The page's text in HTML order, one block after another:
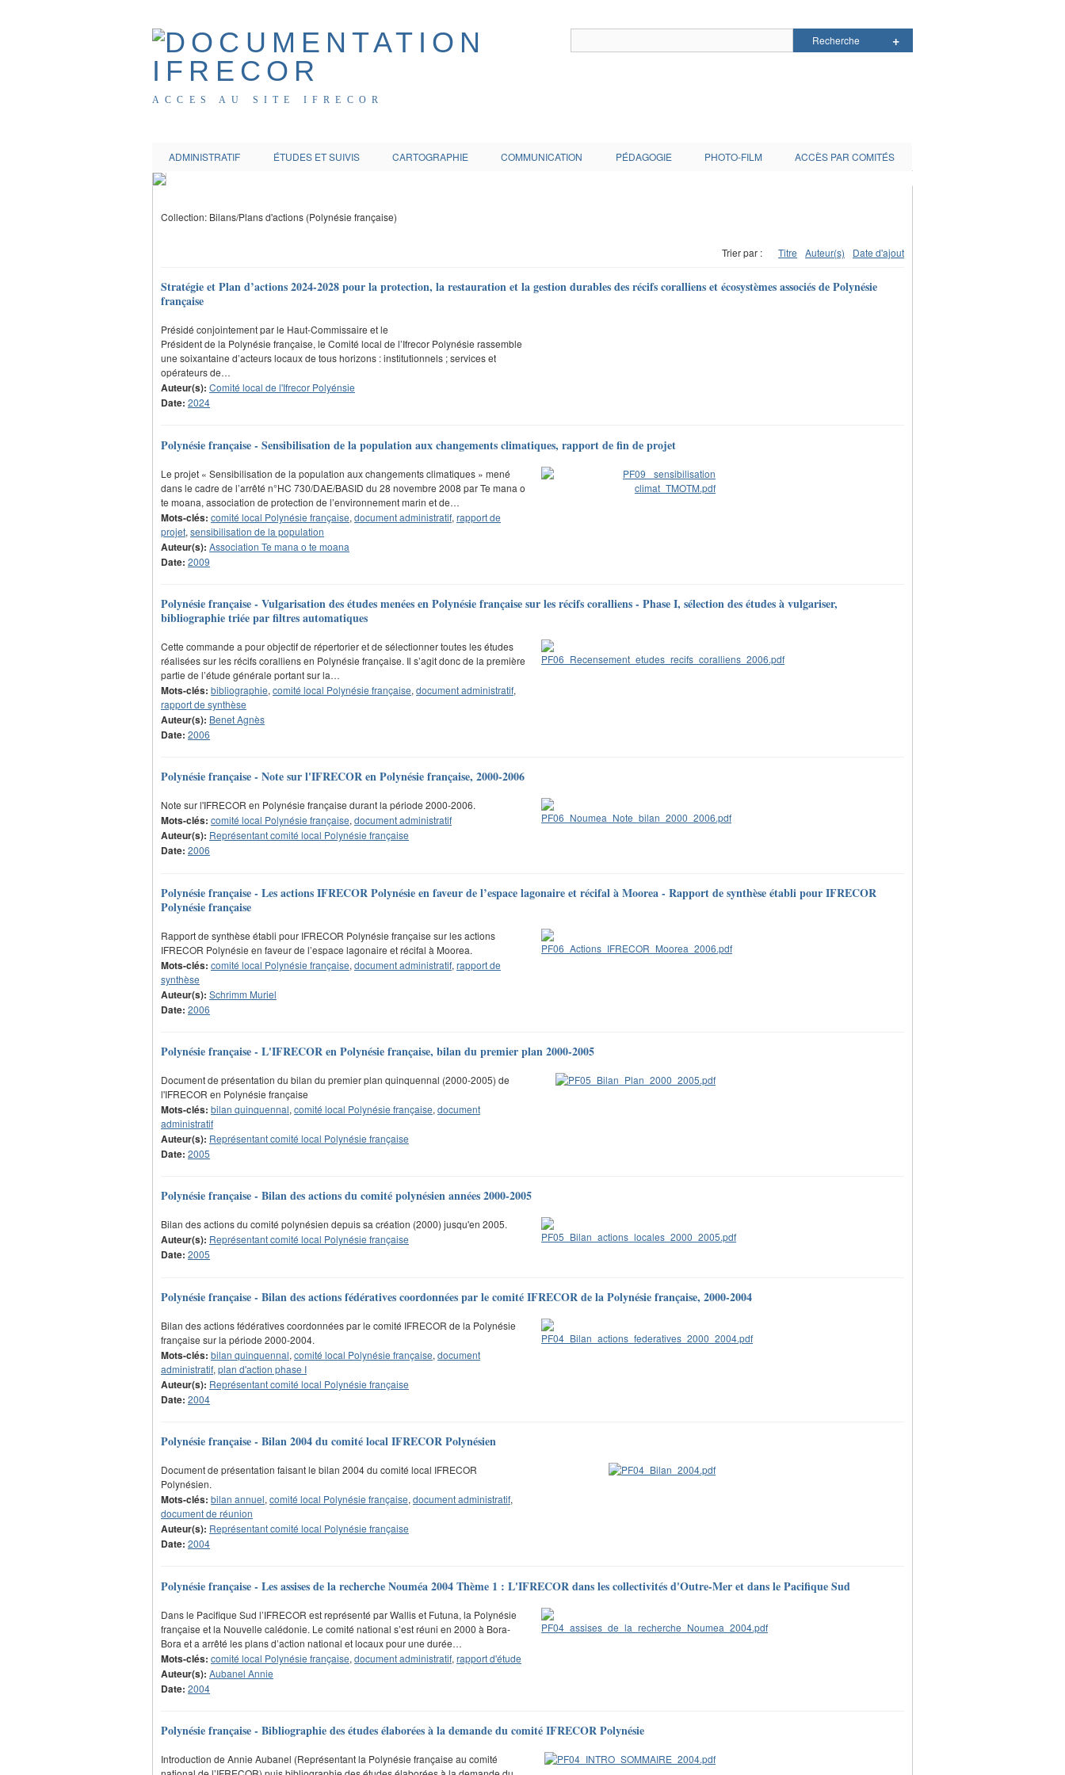
ACCES AU SITE IFRECOR
ADMINISTRATIF ÉTUDES ET SUIVIS CARTOGRAPHIE COMMUNICATION PÉDAGOGIE PHOTO-FILM ACCÈS PAR COMITÉS
Collection: Bilans/Plans d'actions (Polynésie française)
Trier par : Titre Auteur(s) Date d'ajout
Stratégie et Plan d’actions 2024-2028 pour la protection, la restauration et la gestion durables des récifs coralliens et écosystèmes associés de Polynésie
française
Présidé conjointement par le Haut-Commissaire et le
Président de la Polynésie française, le Comité local de l’Ifrecor Polynésie rassemble
une soixantaine d’acteurs locaux de tous horizons : institutionnels ; services et
opérateurs de…
Auteur(s): Comité local de l'Ifrecor Polyénsie
Date: 2024
Polynésie française - Sensibilisation de la population aux changements climatiques, rapport de fin de projet
Le projet « Sensibilisation de la population aux changements climatiques » mené
dans le cadre de l’arrêté n°HC 730/DAE/BASID du 28 novembre 2008 par Te mana o
te moana, association de protection de l’environnement marin et de…
Mots-clés: comité local Polynésie française, document administratif, rapport de
projet, sensibilisation de la population
Auteur(s): Association Te mana o te moana
Date: 2009
Polynésie française - Vulgarisation des études menées en Polynésie française sur les récifs coralliens - Phase I, sélection des études à vulgariser,
bibliographie triée par filtres automatiques
Cette commande a pour objectif de répertorier et de sélectionner toutes les études
réalisées sur les récifs coralliens en Polynésie française. Il s’agit donc de la première
partie de l’étude générale portant sur la…
Mots-clés: bibliographie, comité local Polynésie française, document administratif,
rapport de synthèse
Auteur(s): Benet Agnès
Date: 2006
Polynésie française - Note sur l'IFRECOR en Polynésie française, 2000-2006
Note sur l'IFRECOR en Polynésie française durant la période 2000-2006.
Mots-clés: comité local Polynésie française, document administratif
Auteur(s): Représentant comité local Polynésie française
Date: 2006
Polynésie française - Les actions IFRECOR Polynésie en faveur de l’espace lagonaire et récifal à Moorea - Rapport de synthèse établi pour IFRECOR
Polynésie française
Rapport de synthèse établi pour IFRECOR Polynésie française sur les actions
IFRECOR Polynésie en faveur de l’espace lagonaire et récifal à Moorea.
Mots-clés: comité local Polynésie française, document administratif, rapport de
synthèse
Auteur(s): Schrimm Muriel
Date: 2006
Polynésie française - L'IFRECOR en Polynésie française, bilan du premier plan 2000-2005
Document de présentation du bilan du premier plan quinquennal (2000-2005) de
l'IFRECOR en Polynésie française
Mots-clés: bilan quinquennal, comité local Polynésie française, document
administratif
Auteur(s): Représentant comité local Polynésie française
Date: 2005
Polynésie française - Bilan des actions du comité polynésien années 2000-2005
Bilan des actions du comité polynésien depuis sa création (2000) jusqu'en 2005.
Auteur(s): Représentant comité local Polynésie française
Date: 2005
Polynésie française - Bilan des actions fédératives coordonnées par le comité IFRECOR de la Polynésie française, 2000-2004
Bilan des actions fédératives coordonnées par le comité IFRECOR de la Polynésie
française sur la période 2000-2004.
Mots-clés: bilan quinquennal, comité local Polynésie française, document
administratif, plan d'action phase I
Auteur(s): Représentant comité local Polynésie française
Date: 2004
Polynésie française - Bilan 2004 du comité local IFRECOR Polynésien
Document de présentation faisant le bilan 2004 du comité local IFRECOR
Polynésien.
Mots-clés: bilan annuel, comité local Polynésie française, document administratif,
document de réunion
Auteur(s): Représentant comité local Polynésie française
Date: 2004
Polynésie française - Les assises de la recherche Nouméa 2004 Thème 1 : L'IFRECOR dans les collectivités d'Outre-Mer et dans le Pacifique Sud
Dans le Pacifique Sud l’IFRECOR est représenté par Wallis et Futuna, la Polynésie
française et la Nouvelle calédonie. Le comité national s’est réuni en 2000 à Bora-
Bora et a arrêté les plans d’action national et locaux pour une durée…
Mots-clés: comité local Polynésie française, document administratif, rapport d'étude
Auteur(s): Aubanel Annie
Date: 2004
Polynésie française - Bibliographie des études élaborées à la demande du comité IFRECOR Polynésie
Introduction de Annie Aubanel (Représentant la Polynésie française au comité